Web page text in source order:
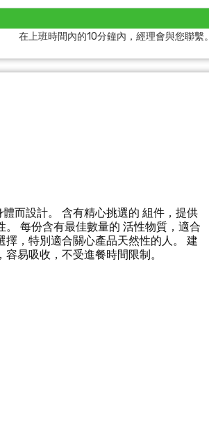
在上班時間內的10分鐘內，經理會與您聯繫。
而設計。 含有精心挑選的 組件，提供
每份含有最佳數量的 活性物質，適合
，特別適合關心產品天然性的人。 建
易吸收，不受進餐時間限制。